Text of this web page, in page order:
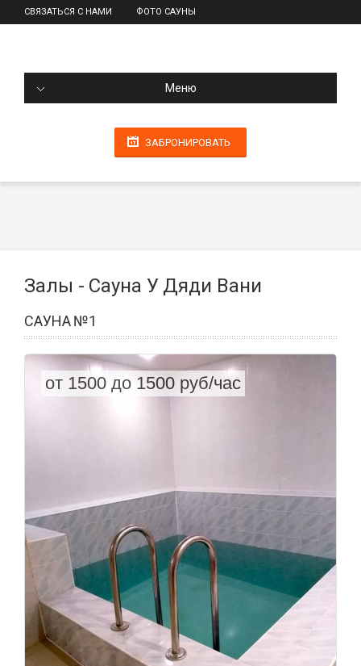
СВЯЗАТЬСЯ С НАМИ ФОТО САУНЫ
Меню
ЗАБРОНИРОВАТЬ
Залы - Сауна У Дяди Вани
САУНА №1
от 1500 до 1500 руб/час